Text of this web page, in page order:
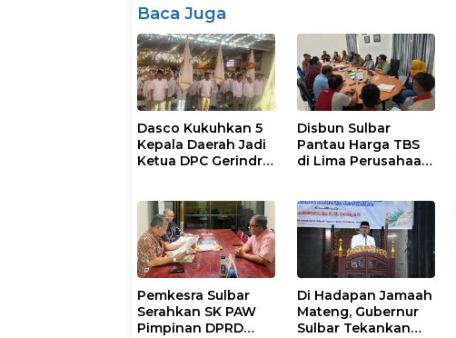
Baca Juga
Dasco Kukuhkan 5
Kepala Daerah Jadi
Ketua DPC Gerindra
Disbun Sulbar
Pantau Harga TBS
di Lima Perusahaan
Pemkesra Sulbar
Serahkan SK PAW
Pimpinan DPRD
Di Hadapan Jamaah
Mateng, Gubernur
Sulbar Tekankan